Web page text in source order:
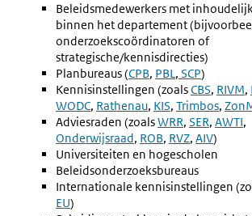
Beleidsmedewerkers met
binnen het departement
onderzoekscoördinatoren of
strategische/kennisdirecties)
Planbureaus (Externe
link:
CPB, Externe
link:
PBL, Externe
link:
SCP)
Kennisinstellingen (zoalsExterne
link:
CBS,
link:
RIVM,
WODC, Externe
link:
Rathenau, Externe
link:
KIS, Externe
link:
Trimbos,
link:
Adviesraden (zoalsExterne
link:
WRR, Externe
link:
SER, Externe
link:
AWTI,
Onderwijsraad, Externe
link:
ROB, Externe
link:
RVZ, Externe
link:
AIV)
Universiteiten en hogescholen
Beleidsonderzoeksbureaus
Internationale kennisinstellingen
EU)